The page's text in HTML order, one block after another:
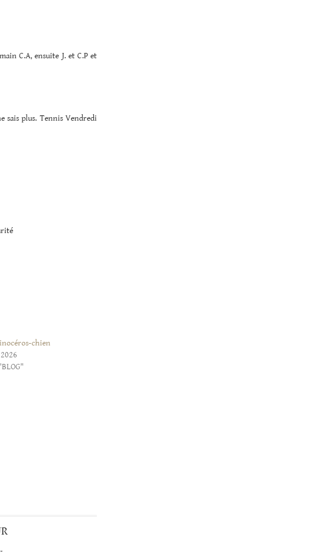
C.A, ensuite J. et C.P et
sais plus. Tennis Vendredi
chien